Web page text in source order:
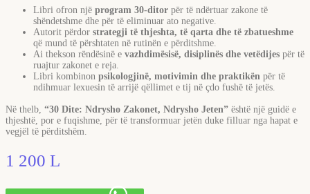
Libri ofron një program 30-ditor për të ndërtuar zakone të
shëndetshme dhe për të eliminuar ato negative.
Autorit përdor strategji të thjeshta, të qarta dhe të zbatueshme
që mund të përshtaten në rutinën e përditshme.
Ai thekson rëndësinë e vazhdimësisë, disiplinës dhe vetëdijes për të
ruajtur zakonet e reja.
Libri kombinon psikologjinë, motivimin dhe praktikën për të
ndihmuar lexuesin të arrijë qëllimet e tij në çdo fushë të jetës.
Në thelb, “30 Dite: Ndrysho Zakonet, Ndrysho Jeten” është një guidë e
thjeshtë, por e fuqishme, për të transformuar jetën duke filluar nga hapat e
vegjël të përditshëm.
1 200 L